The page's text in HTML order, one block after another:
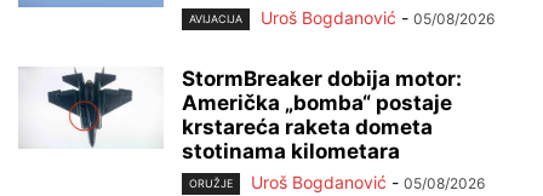
AVIJACIJA Uroš Bogdanović - 05/08/2026
StormBreaker dobija motor:
Američka „bomba“ postaje
krstareća raketa dometa
stotinama kilometara
ORUŽJE Uroš Bogdanović - 05/08/2026